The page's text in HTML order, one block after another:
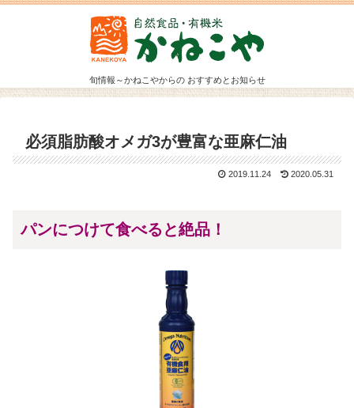
旬情報～かねこやからの おすすめとお知らせ
必須脂肪酸オメガ3が豊富な亜麻仁油
2019.11.24 2020.05.31
パンにつけて食べると絶品！